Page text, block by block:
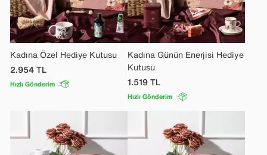
Kadına Özel Hediye Kutusu
2.954TL
Hızlı Gönderim
Kadına Günün Enerjisi Hediye
Kutusu
1.519TL
Hızlı Gönderim